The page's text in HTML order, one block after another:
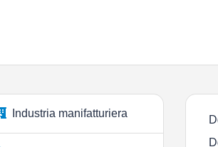
Industria manifatturiera